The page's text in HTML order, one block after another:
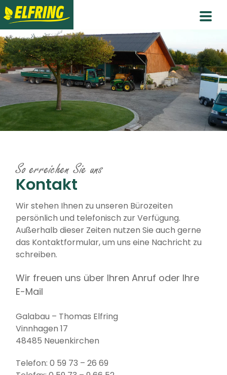
Skip
to
content
So erreichen Sie uns
Kontakt
Wir stehen Ihnen zu unseren Bürozeiten
persönlich und telefonisch zur Verfügung.
Außerhalb dieser Zeiten nutzen Sie auch gerne
das Kontaktformular, um uns eine Nachricht zu
schreiben.
Wir freuen uns über Ihren Anruf oder Ihre
E-Mail
Galabau – Thomas Elfring
Vinnhagen 17
48485 Neuenkirchen
Telefon: 0 59 73 – 26 69